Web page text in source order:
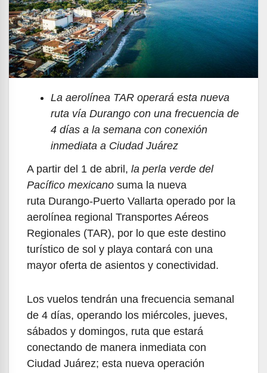
La aerolínea TAR operará esta nueva
ruta vía Durango con una frecuencia de
4 días a la semana con conexión
inmediata a Ciudad Juárez
A partir del 1 de abril, la perla verde del
Pacífico mexicano suma la nueva
ruta Durango-Puerto Vallarta operado por la
aerolínea regional Transportes Aéreos
Regionales (TAR), por lo que este destino
turístico de sol y playa contará con una
mayor oferta de asientos y conectividad.
Los vuelos tendrán una frecuencia semanal
de 4 días, operando los miércoles, jueves,
sábados y domingos, ruta que estará
conectando de manera inmediata con
Ciudad Juárez; esta nueva operación